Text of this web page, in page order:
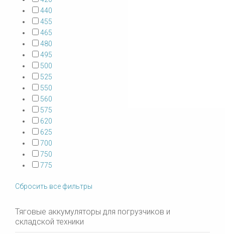
440
455
465
480
495
500
525
550
560
575
620
625
700
750
775
Сбросить все фильтры
Тяговые аккумуляторы для погрузчиков и
складской техники